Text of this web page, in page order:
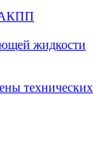
АКПП
жидкости
технических